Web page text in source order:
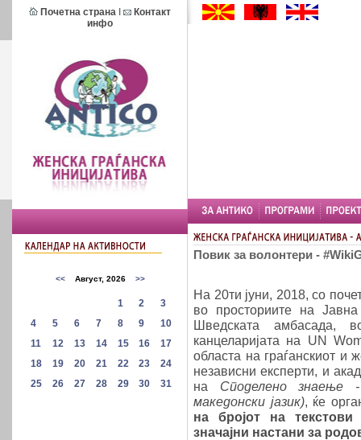
Почетна страна
Контакт
инфо
Повик за волонтери -
На 20ти јуни, 2018, со
во просториите на
Шведската амбасада,
канцеларијата на UN
областа на граѓанскиот
независни експерти, и
на Споделено знаење
македонски јазик), ќе
на бројот на
значајни настани за